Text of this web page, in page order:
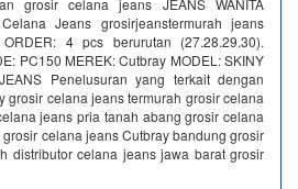
grosir celana jeans JEANS WANITA
Jeans grosirjeanstermurah jeans
4 pcs berurutan (27.28.29.30).
PC150 MEREK: Cutbray MODEL: SKINY
Penelusuran yang terkait dengan
grosir celana jeans termurah grosir celana
jeans pria tanah abang grosir celana
celana jeans Cutbray bandung grosir
distributor celana jeans jawa barat grosir